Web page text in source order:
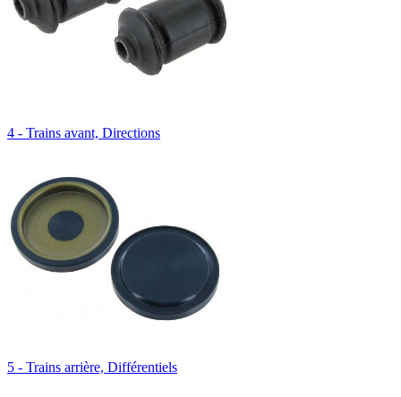
4 - Trains avant, Directions
5 - Trains arrière, Différentiels